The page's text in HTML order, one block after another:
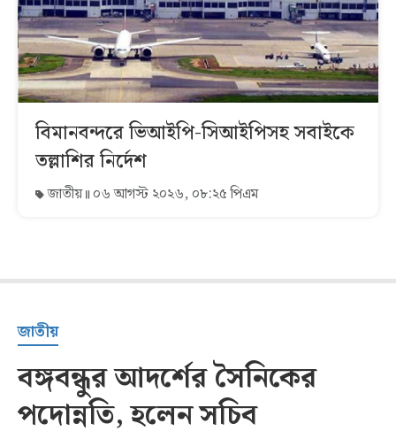
বিমানবন্দরে ভিআইপি-সিআইপিসহ সবাইকে
তল্লাশির নির্দেশ
জাতীয় ০৬ আগস্ট ২০২৬, ০৮:২৫ পিএম
জাতীয়
বঙ্গবন্ধুর আদর্শের সৈনিকের
পদোন্নতি, হলেন সচিব